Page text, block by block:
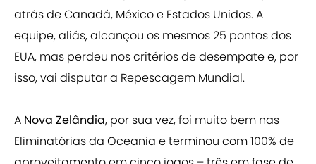
atrás de Canadá, México e Estados Unidos. A
equipe, aliás, alcançou os mesmos 25 pontos dos
EUA, mas perdeu nos critérios de desempate e, por
isso, vai disputar a Repescagem Mundial.
A Nova Zelândia, por sua vez, foi muito bem nas
Eliminatórias da Oceania e terminou com 100% de